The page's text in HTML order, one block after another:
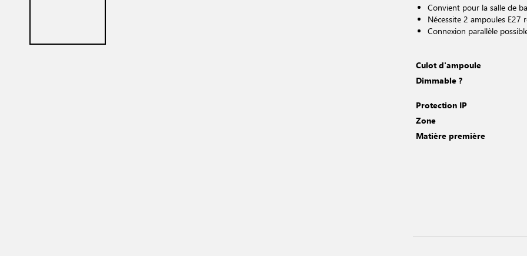
Convient pour la salle de
Nécessite 2 ampoules E27
Connexion parallèle
Culot d'ampoule
Dimmable ?
Protection IP
Zone
Matière première